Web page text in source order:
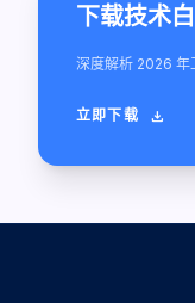
下载技术
深度解析 2026 年
立即下载 download